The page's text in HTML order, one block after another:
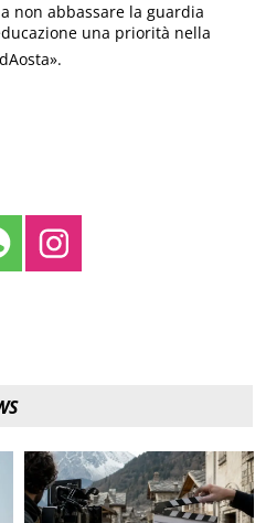
non abbassare la guardia
una priorità nella